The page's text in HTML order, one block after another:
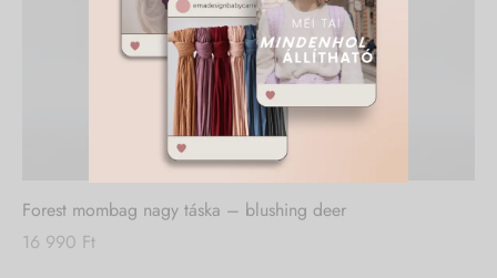
Forest mombag nagy táska – blushing deer
16 990 Ft